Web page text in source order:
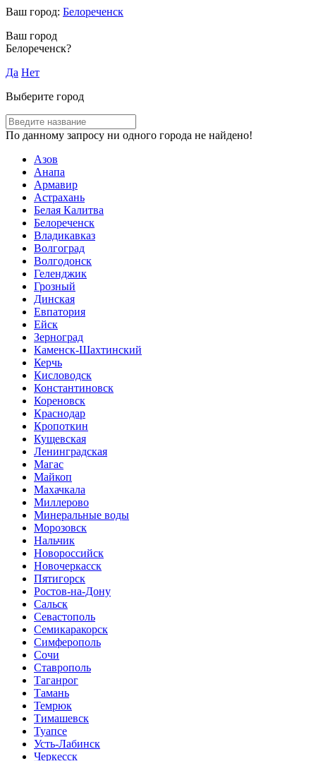
Ваш город: Белореченск
Ваш город
Белореченск?
Да Нет
Выберите город
По данному запросу ни одного города не найдено!
Азов
Анапа
Армавир
Астрахань
Белая Калитва
Белореченск
Владикавказ
Волгоград
Волгодонск
Геленджик
Грозный
Динская
Евпатория
Ейск
Зерноград
Каменск-Шахтинский
Керчь
Кисловодск
Константиновск
Кореновск
Краснодар
Кропоткин
Кущевская
Ленинградская
Магас
Майкоп
Махачкала
Миллерово
Минеральные воды
Морозовск
Нальчик
Новороссийск
Новочеркасск
Пятигорск
Ростов-на-Дону
Сальск
Севастополь
Семикаракорск
Симферополь
Сочи
Ставрополь
Таганрог
Тамань
Темрюк
Тимашевск
Туапсе
Усть-Лабинск
Черкесск